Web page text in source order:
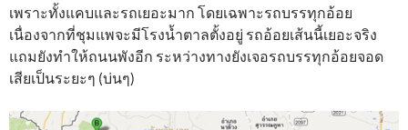
เพราะทั้งแคบและรถเยอะมาก โดยเฉพาะรถบรรทุกอ้อย
เนื่องจากที่ชุมแพจะมีโรงน้ำตาลตั้งอยู่ รถอ้อยเส้นนี้เยอะจริง
แถมยังทำให้ถนนพังอีก ระหว่างทางยังเจอรถบรรทุกอ้อยจอด
เสียเป็นระยะๆ (บ่นๆ)